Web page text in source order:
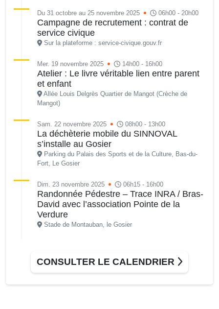
Du 31 octobre au 25 novembre 2025 06h00 - 20h00
Campagne de recrutement : contrat de
service civique
Sur la plateforme : service-civique.gouv.fr
Mer. 19 novembre 2025 14h00 - 16h00
Atelier : Le livre véritable lien entre parent
et enfant
Allée Louis Delgrès Quartier de Mangot (Crèche de
Mangot)
Sam. 22 novembre 2025 08h00 - 13h00
La déchèterie mobile du SINNOVAL
s’installe au Gosier
Parking du Palais des Sports et de la Culture, Bas-du-
Fort, Le Gosier
Dim. 23 novembre 2025 06h15 - 16h00
Randonnée Pédestre – Trace INRA / Bras-
David avec l’association Pointe de la
Verdure
Stade de Montauban, le Gosier
Bus France Services, à votre service
Grand-Bois à coté du local associatif, Le Gosier
Ven. 28 novembre 2025 16h00 - 17h30
CONSULTER LE CALENDRIER